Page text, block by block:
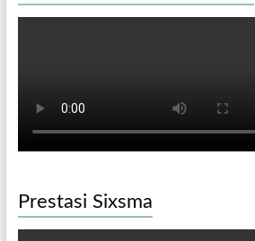
Prestasi Sixsma